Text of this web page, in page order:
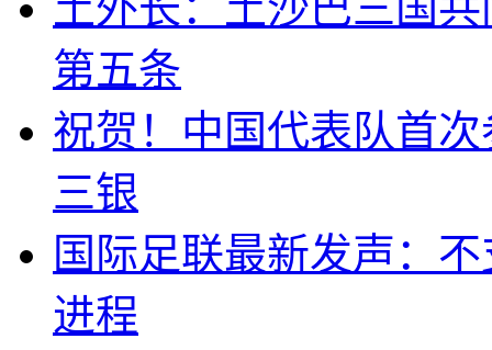
第五条
祝贺！中国代表队首
三银
国际足联最新发声：
进程